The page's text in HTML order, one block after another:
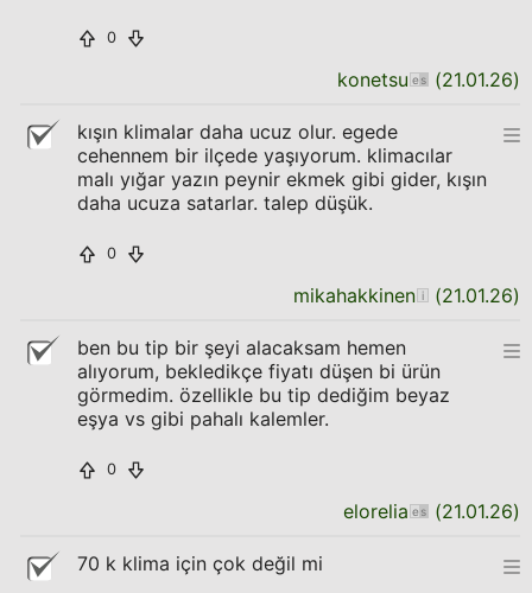
0
konetsu (21.01.26)
kışın klimalar daha ucuz olur. egede
cehennem bir ilçede yaşıyorum. klimacılar
malı yığar yazın peynir ekmek gibi gider, kışın
daha ucuza satarlar. talep düşük.
0
mikahakkinen (21.01.26)
ben bu tip bir şeyi alacaksam hemen
alıyorum, bekledikçe fiyatı düşen bi ürün
görmedim. özellikle bu tip dediğim beyaz
eşya vs gibi pahalı kalemler.
0
elorelia (21.01.26)
70 k klima için çok değil mi